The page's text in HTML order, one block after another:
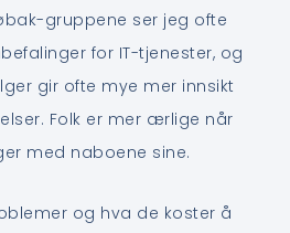
gruppene ser jeg ofte
for IT-tjenester, og
gir ofte mye mer innsikt
Folk er mer ærlige når
med naboene sine.
og hva de koster å